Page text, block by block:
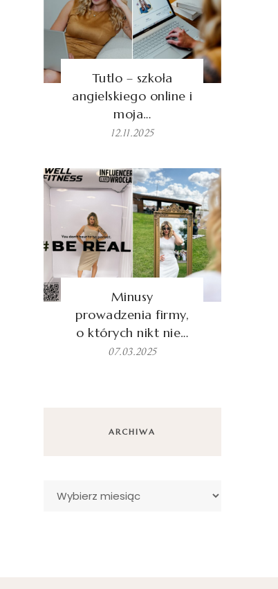
Tutlo – szkoła
angielskiego online i
moja…
12.11.2025
Minusy
prowadzenia firmy,
o których nikt nie…
07.03.2025
ARCHIWA